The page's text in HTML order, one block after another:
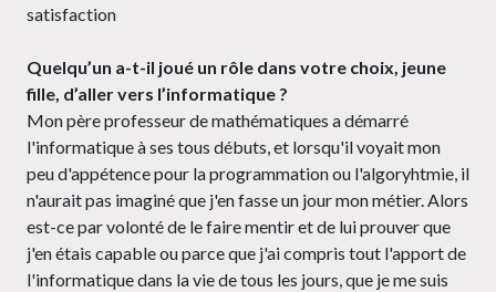
satisfaction
Quelqu’un a-t-il joué un rôle dans votre choix, jeune
fille, d’aller vers l’informatique ?
Mon père professeur de mathématiques a démarré
l'informatique à ses tous débuts, et lorsqu'il voyait mon
peu d'appétence pour la programmation ou l'algoryhtmie, il
n'aurait pas imaginé que j'en fasse un jour mon métier. Alors
est-ce par volonté de le faire mentir et de lui prouver que
j'en étais capable ou parce que j'ai compris tout l'apport de
l'informatique dans la vie de tous les jours, que je me suis